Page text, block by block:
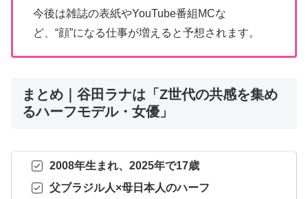
今後は雑誌の表紙やYouTube番組MCな
ど、“顔”になる仕事が増えると予想されます。
まとめ｜谷田ラナは「Z世代の共感を集め
るハーフモデル・女優」
2008年生まれ、2025年で17歳
父ブラジル人×母日本人のハーフ